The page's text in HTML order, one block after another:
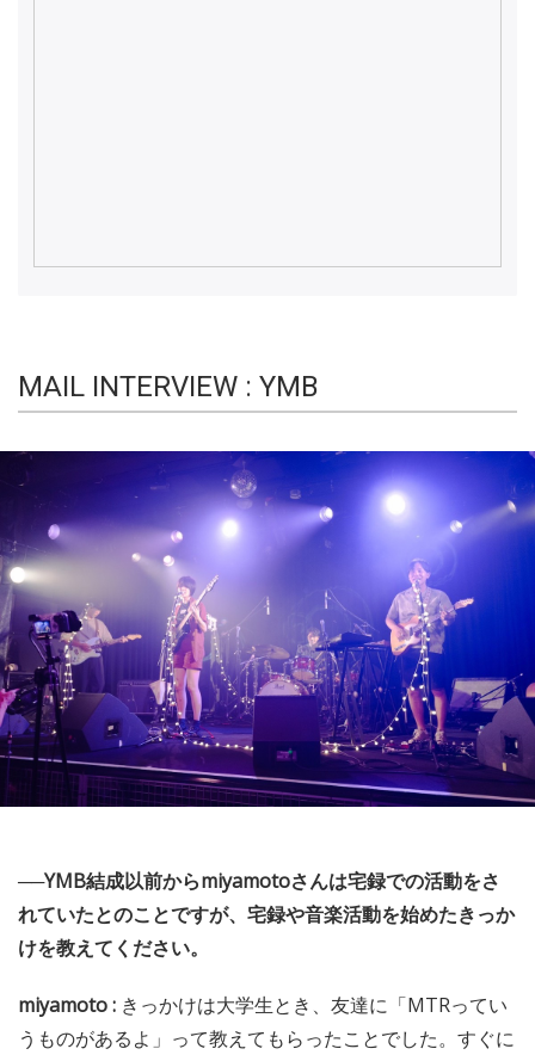
MAIL INTERVIEW : YMB
──YMB結成以前からmiyamotoさんは宅録での活動をさ
れていたとのことですが、宅録や音楽活動を始めたきっか
けを教えてください。
miyamoto : きっかけは大学生とき、友達に「MTRってい
うものがあるよ」って教えてもらったことでした。すぐに